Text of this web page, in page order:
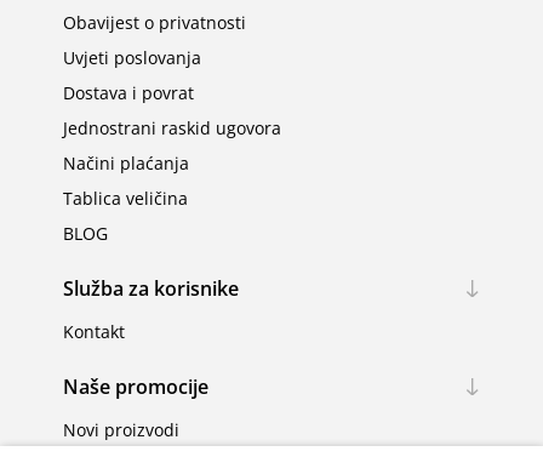
Obavijest o privatnosti
Uvjeti poslovanja
Dostava i povrat
Jednostrani raskid ugovora
Načini plaćanja
Tablica veličina
BLOG
Služba za korisnike
Kontakt
Naše promocije
Novi proizvodi